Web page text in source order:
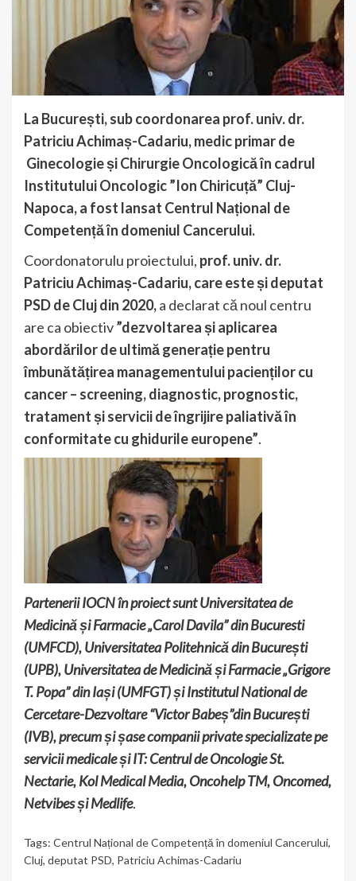
La București, sub coordonarea prof. univ. dr.
Patriciu Achimaș-Cadariu, medic primar de
Ginecologie și Chirurgie Oncologică în cadrul
Institutului Oncologic ”Ion Chiricuță” Cluj-
Napoca, a fost lansat Centrul Național de
Competență în domeniul Cancerului.
Coordonatorulu proiectului, prof. univ. dr.
Patriciu Achimaș-Cadariu, care este și deputat
PSD de Cluj din 2020,a declarat că noul centru
are ca obiectiv”dezvoltarea și aplicarea
abordărilor de ultimă generație pentru
îmbunătățirea managementului pacienților cu
cancer – screening, diagnostic, prognostic,
tratament și servicii de îngrijire paliativă în
conformitate cu ghidurile europene”.
Partenerii IOCN în proiect sunt Universitatea de
Medicină și Farmacie „Carol Davila” din Bucuresti
(UMFCD), Universitatea Politehnică din București
(UPB), Universitatea de Medicină și Farmacie „Grigore
T. Popa” din Iași (UMFGT) și Institutul National de
Cercetare-Dezvoltare “Victor Babeș”din București
(IVB), precum și șase companii private specializate pe
servicii medicale și IT: Centrul de Oncologie St.
Nectarie, Kol Medical Media, Oncohelp TM, Oncomed,
Netvibes și Medlife.
Tags: Centrul Național de Competență în domeniul Cancerului,
Cluj, deputat PSD, Patriciu Achimas-Cadariu